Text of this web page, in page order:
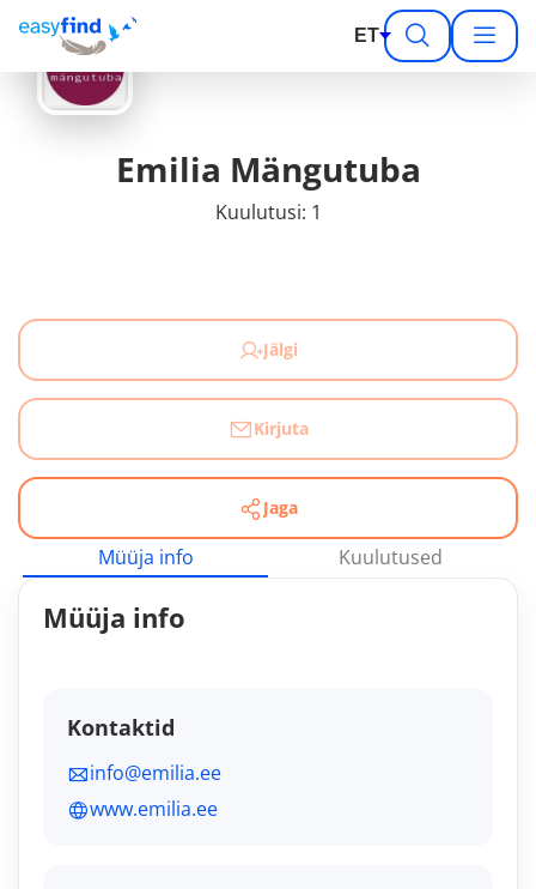
ET
Emilia Mängutuba
Kuulutusi: 1
Jälgi
Kirjuta
Jaga
Müüja info Kuulutused
Müüja info
Kontaktid
info@emilia.ee
www.emilia.ee